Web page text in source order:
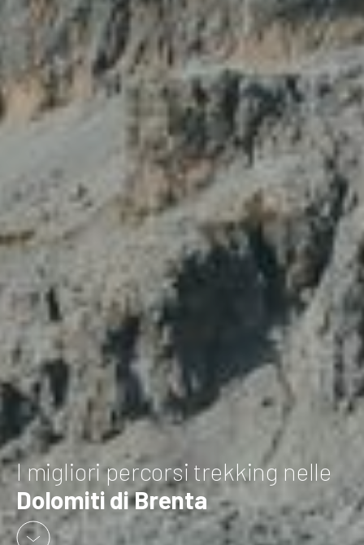
I migliori percorsi trekking nelle
Dolomiti di Brenta